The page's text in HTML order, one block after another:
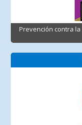
Prevención contra